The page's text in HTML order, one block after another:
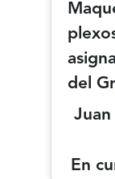
del
En